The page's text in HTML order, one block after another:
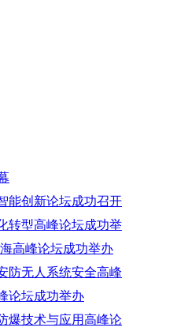
能创新论坛成功召开
转型高峰论坛成功举
高峰论坛成功举办
防无人系统安全高峰
论坛成功举办
爆技术与应用高峰论